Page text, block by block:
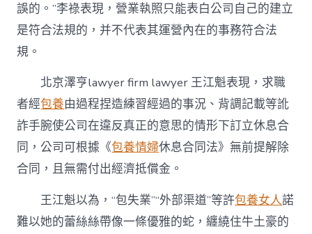
誤的。”李祿表現，營業執照只能表白公司自己的建立
是符合法規的，并不代表其運營內在的事務符合法
規。
北京澤亨lawyer firm lawyer 王江魁表現，求職
者經包養由過程捏造練習經過的事況、背調記載等訛
詐手腕使公司在違反真正的意思的情形下訂立休息合
同，公司可根據《包養情婦休息合同法》無前提解除
合同，且無需付出經濟抵償金。
王江魁以為，“包失業”“外部渠道”等許包養女人諾
難以她的蕾絲絲帶像一條優雅的蛇，纏繞住牛土豪的